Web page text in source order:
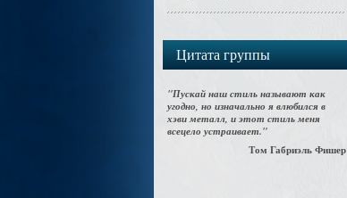
Цитата группы
"Пускай наш стиль называют как
угодно, но изначально я влюбился в
хэви металл, и этот стиль меня
всецело устраивает."
Том Габриэль Фишер